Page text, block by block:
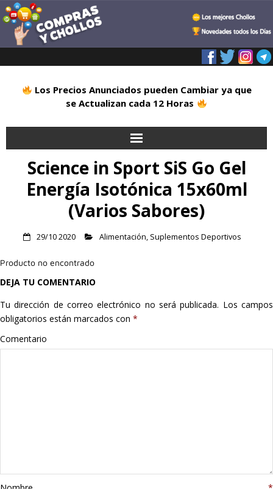
Los Precios Anunciados pueden Cambiar ya que
se Actualizan cada 12 Horas
Inicio
Alimentación
Hogar
Informática
Listas
Science in Sport SiS Go Gel
Energía Isotónica 15x60ml
(Varios Sabores)
29/10 2020 Alimentación, Suplementos Deportivos
Producto no encontrado
DEJA TU COMENTARIO
Tu dirección de correo electrónico no será publicada. Los campos
obligatorios están marcados con *
Comentario